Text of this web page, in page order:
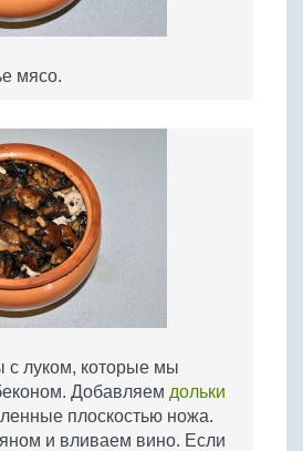
мясо.
с луком, которые мы
Добавляем дольки
плоскостью ножа.
и вливаем вино. Если